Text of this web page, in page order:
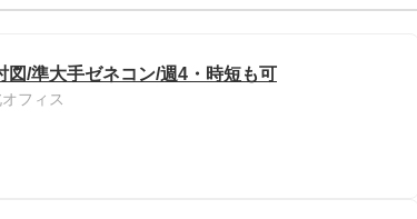
/準大手ゼネコン/週4・時短も可
フィス